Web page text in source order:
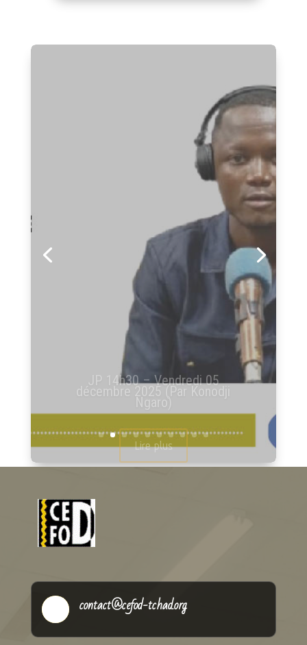
JP 14h30 – Mercredi 03
décembre 2025 (Par Konodji
Ngaro)
contact@cefod-tchad.org